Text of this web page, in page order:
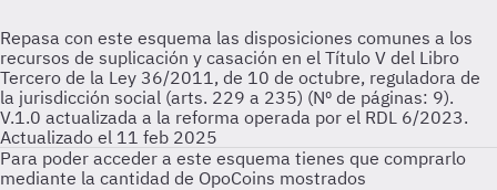
Repasa con este esquema las disposiciones comunes a los
recursos de suplicación y casación en el Título V del Libro
Tercero de la Ley 36/2011, de 10 de octubre, reguladora de
la jurisdicción social (arts. 229 a 235) (Nº de páginas: 9).
V.1.0 actualizada a la reforma operada por el RDL 6/2023.
Actualizado el 11 feb 2025
Para poder acceder a este esquema tienes que comprarlo
mediante la cantidad de OpoCoins mostrados